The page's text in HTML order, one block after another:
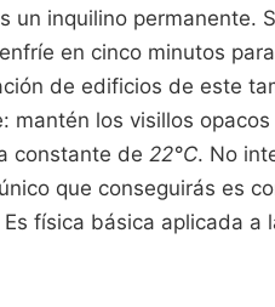
un inquilino permanente.
en cinco minutos
de edificios de este
mantén los visillos
constante de 22°C. No
que conseguirás es
física básica aplicada a